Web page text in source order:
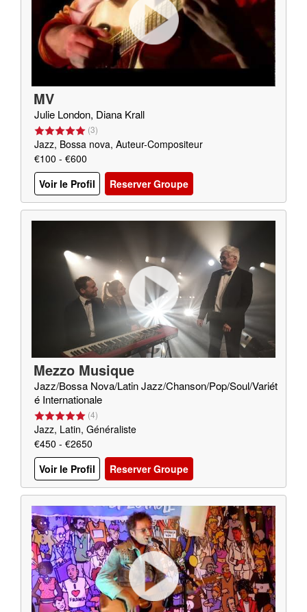
MV
Julie London, Diana Krall
(3)
Jazz, Bossa nova, Auteur-Compositeur
€100 - €600
Voir le Profil
Reserver Groupe
Mezzo Musique
Jazz/Bossa Nova/Latin Jazz/Chanson/Pop/Soul/Variét
é Internationale
(4)
Jazz, Latin, Généraliste
€450 - €2650
Voir le Profil
Reserver Groupe